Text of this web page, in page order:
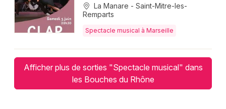
La Manare - Saint-Mitre-les-
Remparts
Spectacle musical à Marseille
Afficher plus de sorties "Spectacle musical" dans
les Bouches du Rhône